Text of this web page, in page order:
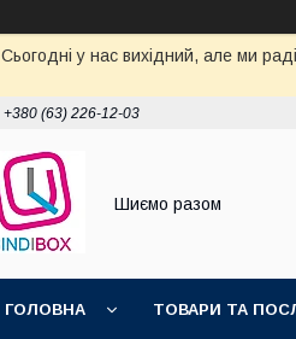
Сьогодні у нас вихідний, але ми
+380 (63) 226-12-03
Шиємо разом
ГОЛОВНА ТОВАРИ ТА